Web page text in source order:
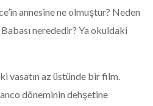
annesine ne olmuştur? Neden
nerededir? Ya okuldaki
vasatın az üstünde bir film.
döneminin dehşetine